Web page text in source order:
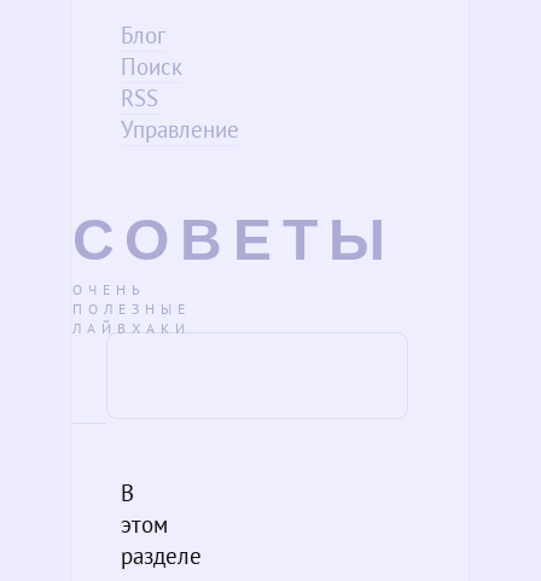
Блог
Поиск
RSS
Управление
СОВЕТЫ
ОЧЕНЬ
ПОЛЕЗНЫЕ
ЛАЙВХАКИ
В
этом
разделе